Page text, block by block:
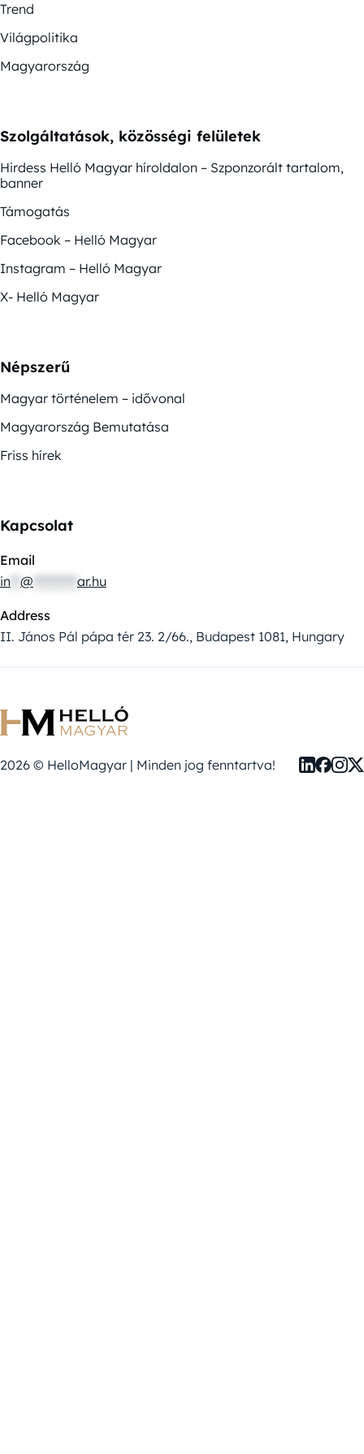
Trend
Világpolitika
Magyarország
Szolgáltatások, közösségi felületek
Hirdess Helló Magyar híroldalon – Szponzorált tartalom,
banner
Támogatás
Facebook – Helló Magyar
Instagram – Helló Magyar
X- Helló Magyar
Népszerű
Magyar történelem – idővonal
Magyarország Bemutatása
Friss hírek
Kapcsolat
Email
in @ ar.hu
Address
II. János Pál pápa tér 23. 2/66., Budapest 1081, Hungary
2026 © HelloMagyar | Minden jog fenntartva!